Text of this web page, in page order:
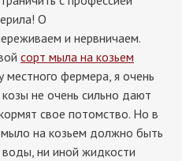
О
и нервничаем.
сорт мыла на козьем
местного фермера, я очень
не очень сильно дают
свое потомство. Но в
на козьем должно быть
воды, ни иной жидкости